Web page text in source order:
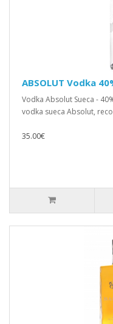
ABSOLUT Vodka
Vodka Absolut Sueca -
vodka sueca Absolut,
35.00€